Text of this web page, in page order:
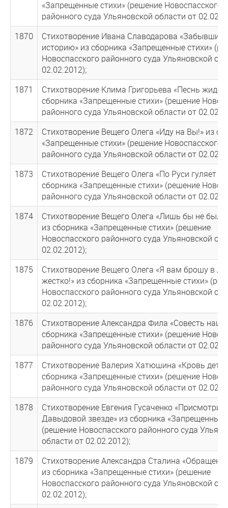
«Запрещенные стихи» (решение Новоспасского
районного суда Ульяновской области от
1870
Стихотворение Ивана Славодарова «Забывшим
историю» из сборника «Запрещенные стихи»
Новоспасского районного суда Ульяновской
02.02.2012);
1871
Стихотворение Клима Григорьева «Песнь
сборника «Запрещенные стихи» (решение
районного суда Ульяновской области от
1872
Стихотворение Вещего Олега «Иду на Вы!» из
«Запрещенные стихи» (решение Новоспасского
районного суда Ульяновской области от
1873
Стихотворение Вещего Олега «По Руси гуляет
сборника «Запрещенные стихи» (решение
районного суда Ульяновской области от
1874
Стихотворение Вещего Олега «Лишь бы не
из сборника «Запрещенные стихи» (решение
Новоспасского районного суда Ульяновской
02.02.2012);
1875
Стихотворение Вещего Олега «Я вам брошу в
жестко!» из сборника «Запрещенные стихи»
Новоспасского районного суда Ульяновской
02.02.2012);
1876
Стихотворение Александра Фила «Совесть
сборника «Запрещенные стихи» (решение
районного суда Ульяновской области от
1877
Стихотворение Валерия Хатюшина «Кровь
сборника «Запрещенные стихи» (решение
районного суда Ульяновской области от
1878
Стихотворение Евгения Гусаченко
Давыдовой звезде» из сборника «Запрещенные
(решение Новоспасского районного суда
области от 02.02.2012);
1879
Стихотворение Александра Сталина
из сборника «Запрещенные стихи» (решение
Новоспасского районного суда Ульяновской
02.02.2012);